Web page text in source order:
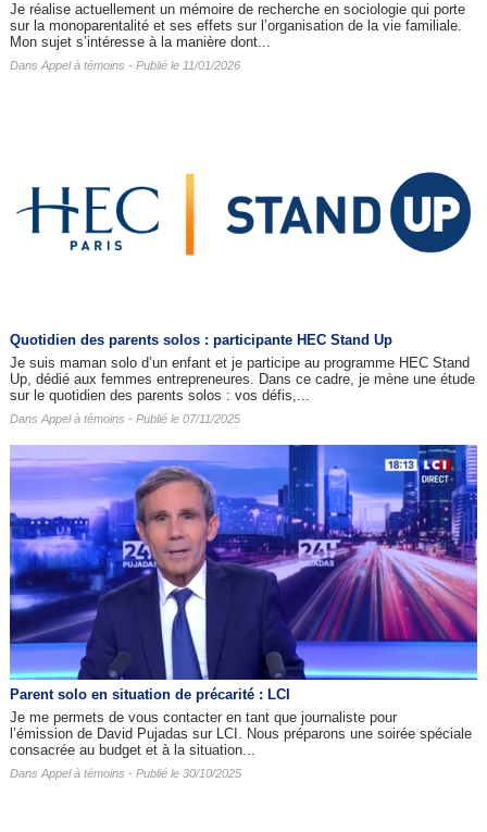
Je réalise actuellement un mémoire de recherche en sociologie qui porte
sur la monoparentalité et ses effets sur l’organisation de la vie familiale.
Mon sujet s’intéresse à la manière dont...
Dans Appel à témoins - Publié le 11/01/2026
Quotidien des parents solos : participante HEC Stand Up
Je suis maman solo d’un enfant et je participe au programme HEC Stand
Up, dédié aux femmes entrepreneures. Dans ce cadre, je mène une étude
sur le quotidien des parents solos : vos défis,...
Dans Appel à témoins - Publié le 07/11/2025
Parent solo en situation de précarité : LCI
Je me permets de vous contacter en tant que journaliste pour
l’émission de David Pujadas sur LCI. Nous préparons une soirée spéciale
consacrée au budget et à la situation...
Dans Appel à témoins - Publié le 30/10/2025